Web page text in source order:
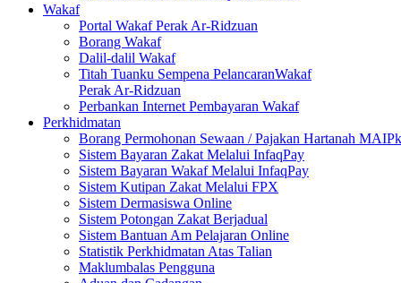
Wakaf
Portal Wakaf Perak Ar-Ridzuan
Borang Wakaf
Dalil-dalil Wakaf
Titah Tuanku Sempena PelancaranWakaf
Perak Ar-Ridzuan
Perbankan Internet Pembayaran Wakaf
Perkhidmatan
Borang Permohonan Sewaan / Pajakan Hartanah MAIPk
Sistem Bayaran Zakat Melalui InfaqPay
Sistem Bayaran Wakaf Melalui InfaqPay
Sistem Kutipan Zakat Melalui FPX
Sistem Dermasiswa Online
Sistem Potongan Zakat Berjadual
Sistem Bantuan Am Pelajaran Online
Statistik Perkhidmatan Atas Talian
Maklumbalas Pengguna